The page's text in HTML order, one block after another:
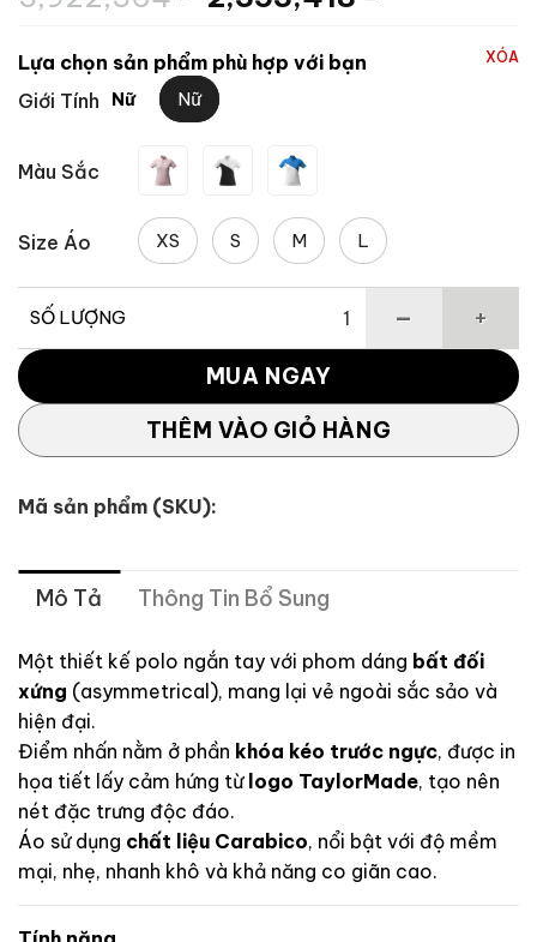
là:
3,922,364 ₫.
Lựa chọn sản phẩm phù hợp với bạn
Giới Tính
Nữ Nữ
Màu Sắc
Size Áo XS S M L
XÓA
SỐ LƯỢNG
Áo Polo Cộc Tay Nữ Tour TM Asymmetry TJ195 số lượng
THÊM VÀO GIỎ HÀNG
MUA NGAY
Mã sản phẩm (SKU):
Mô Tả Thông Tin Bổ Sung
Một thiết kế polo ngắn tay với phom dáng bất đối
xứng (asymmetrical), mang lại vẻ ngoài sắc sảo và
hiện đại.
Điểm nhấn nằm ở phần khóa kéo trước ngực, được in
họa tiết lấy cảm hứng từ logo TaylorMade, tạo nên
nét đặc trưng độc đáo.
Áo sử dụng chất liệu Carabico, nổi bật với độ mềm
mại, nhẹ, nhanh khô và khả năng co giãn cao.